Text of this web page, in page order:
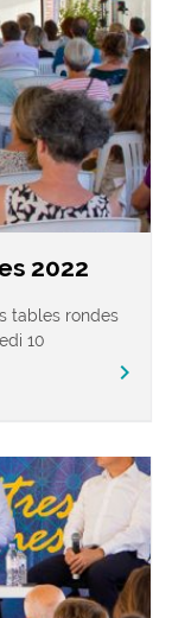
2022
tables rondes
10
chevron_right